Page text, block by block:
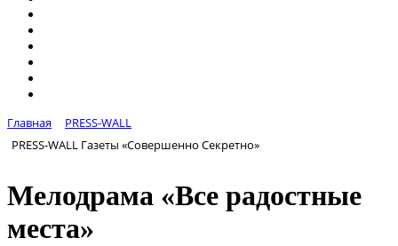
Главная
PRESS-WALL
PRESS-WALL Газеты «Совершенно Секретно»
Мелодрама «Все радостные
места»